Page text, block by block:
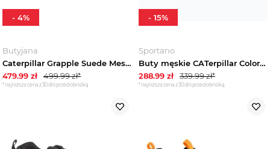
Butyjana
Caterpillar Grapple Suede Mesh P726661, Męskie, Czarne, buty sneakers, przewiewna siateczka, rozmiar: 41
479.99 zł 499.99zł*
*najniższa cena z 30 dni przed obniżką
- 4%
Sportano
Buty męskie CATerpillar Colorado Sneaker Lo black / cat yellow
288.99 zł 339.99zł*
*najniższa cena z 30 dni przed obniżką
- 15%